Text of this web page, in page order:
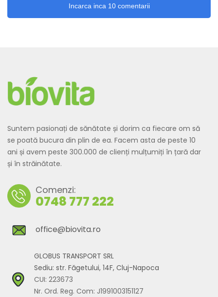
Incarca inca 10 comentarii
Suntem pasionați de sănătate și dorim ca fiecare om să
se poată bucura din plin de ea. Facem asta de peste 10
ani și avem peste 300.000 de clienți mulțumiți în țară dar
și în străinătate.
Comenzi:
0748 777 222
office@biovita.ro
GLOBUS TRANSPORT SRL
Sediu: str. Făgetului, 14F, Cluj-Napoca
CUI: 223673
Nr. Ord. Reg. Com: J1991003151127